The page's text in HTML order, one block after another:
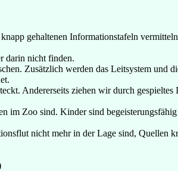
gehaltenen Informationstafeln
darin nicht finden.
Zusätzlich werden das Leitsystem und
Andererseits ziehen wir durch gespieltes
im Zoo sind. Kinder sind
nicht mehr in der Lage sind, Quellen